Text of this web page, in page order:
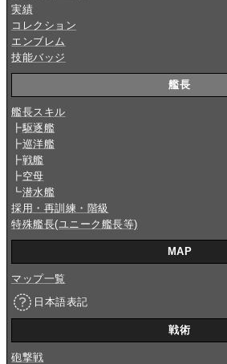
実績
コレクション
エンブレム
技能バッジ
艦長
艦長スキル
┣駆逐艦
┣巡洋艦
┣戦艦
┣空母
┗潜水艦
採用・再訓練・階級
特殊艦長(ユニーク艦長等)
MAP
マップ一覧
日本語表記
戦術
砲撃戦